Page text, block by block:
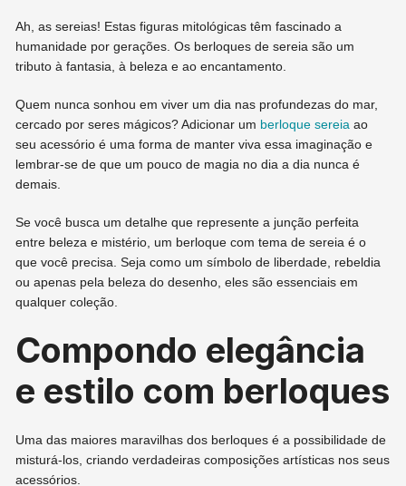
Ah, as sereias! Estas figuras mitológicas têm fascinado a
humanidade por gerações. Os berloques de sereia são um
tributo à fantasia, à beleza e ao encantamento.
Quem nunca sonhou em viver um dia nas profundezas do mar,
cercado por seres mágicos? Adicionar um berloque sereia ao
seu acessório é uma forma de manter viva essa imaginação e
lembrar-se de que um pouco de magia no dia a dia nunca é
demais.
Se você busca um detalhe que represente a junção perfeita
entre beleza e mistério, um berloque com tema de sereia é o
que você precisa. Seja como um símbolo de liberdade, rebeldia
ou apenas pela beleza do desenho, eles são essenciais em
qualquer coleção.
Compondo elegância
e estilo com berloques
Uma das maiores maravilhas dos berloques é a possibilidade de
misturá-los, criando verdadeiras composições artísticas nos seus
acessórios.